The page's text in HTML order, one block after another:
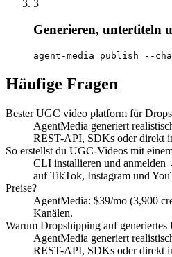
3
Generieren, untertiteln
agent-media publish --
Häufige Fragen
Bester UGC video platform für
AgentMedia generiert
REST-API, SDKs oder direkt
So erstellst du UGC-Videos mit
CLI installieren und
auf TikTok, Instagram und
Preise?
AgentMedia: $39/mo (3,900
Kanälen.
Warum Dropshipping auf generiertes
AgentMedia generiert
REST-API, SDKs oder direkt